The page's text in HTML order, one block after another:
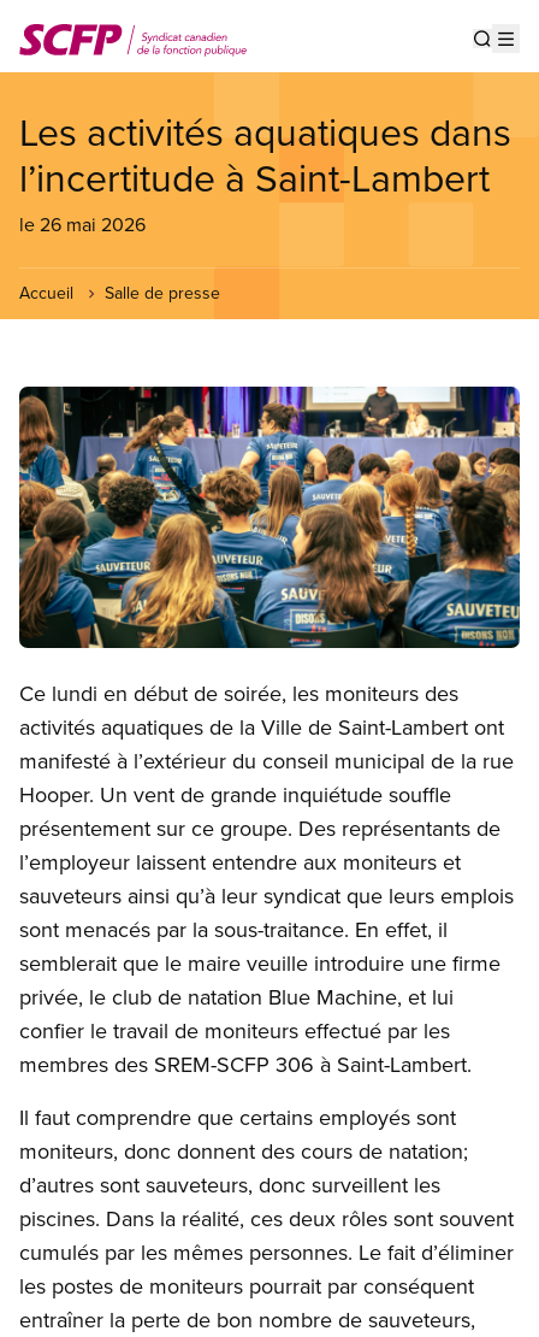
au
contenu
Les activités aquatiques dans
l’incertitude à Saint-Lambert
le 26 mai 2026
Accueil Salle de presse
Image
Ce lundi en début de soirée, les moniteurs des
activités aquatiques de la Ville de Saint-Lambert ont
manifesté à l’extérieur du conseil municipal de la rue
Hooper. Un vent de grande inquiétude souffle
présentement sur ce groupe. Des représentants de
l’employeur laissent entendre aux moniteurs et
sauveteurs ainsi qu’à leur syndicat que leurs emplois
sont menacés par la sous-traitance. En effet, il
semblerait que le maire veuille introduire une firme
privée, le club de natation Blue Machine, et lui
confier le travail de moniteurs effectué par les
membres des SREM-SCFP 306 à Saint-Lambert.
Il faut comprendre que certains employés sont
moniteurs, donc donnent des cours de natation;
d’autres sont sauveteurs, donc surveillent les
piscines. Dans la réalité, ces deux rôles sont souvent
cumulés par les mêmes personnes. Le fait d’éliminer
les postes de moniteurs pourrait par conséquent
entraîner la perte de bon nombre de sauveteurs,